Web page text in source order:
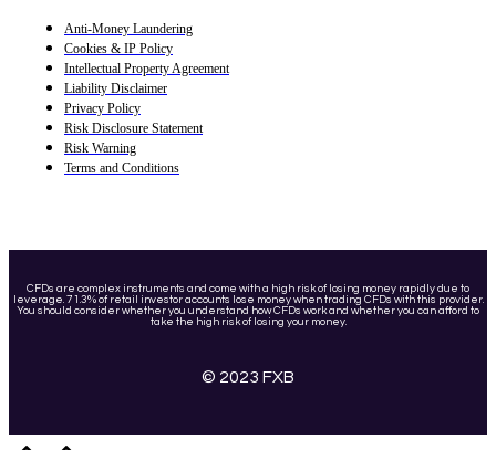
Anti-Money Laundering
Cookies & IP Policy
Intellectual Property Agreement
Liability Disclaimer
Privacy Policy
Risk Disclosure Statement
Risk Warning
Terms and Conditions
CFDs are complex instruments and come with a high risk of losing money rapidly due to
leverage. 71.3% of retail investor accounts lose money when trading CFDs with this provider.
You should consider whether you understand how CFDs work and whether you can afford to
take the high risk of losing your money.
© 2023 FXB